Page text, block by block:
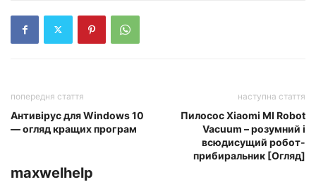
попередня стаття
Антивірус для Windows 10
— огляд кращих програм
наступна стаття
Пилосос Xiaomi MI Robot
Vacuum – розумний і
всюдисущий робот-
прибиральник [Огляд]
maxwelhelp